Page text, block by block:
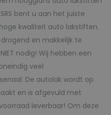
bent u aan het juiste
kwaliteit auto lakstiften.
en makkelijk te
nodig! Wij hebben een
veel
De autolak wordt op
en is afgevuld met
leverbaar! Om deze